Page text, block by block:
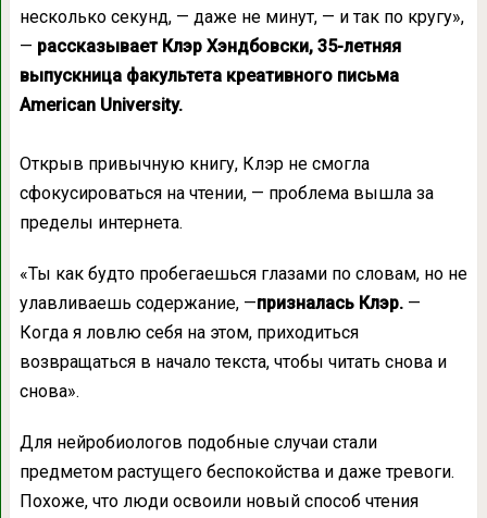
несколько секунд, — даже не минут, — и так по кругу»,
— рассказывает Клэр Хэндбовски, 35-летняя
выпускница факультета креативного письма
American University.
Открыв привычную книгу, Клэр не смогла
сфокусироваться на чтении, — проблема вышла за
пределы интернета.
«Ты как будто пробегаешься глазами по словам, но не
улавливаешь содержание, —призналась Клэр.—
Когда я ловлю себя на этом, приходиться
возвращаться в начало текста, чтобы читать снова и
снова».
Для нейробиологов подобные случаи стали
предметом растущего беспокойства и даже тревоги.
Похоже, что люди освоили новый способ чтения